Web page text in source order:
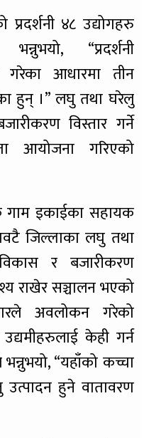
४८ उद्योगहरु
“प्रदर्शनी
आधारमा तीन
हुन् ।” लघु तथा घरेलु
विस्तार गर्ने
आयोजना गरिएको
गाम इकाईका सहायक
जिल्लाका लघु तथा
र बजारीकरण
राखेर सञ्चालन भएको
अवलोकन गरेको
केही गर्न
“यहाँको कच्चा
उत्पादन हुने वातावरण